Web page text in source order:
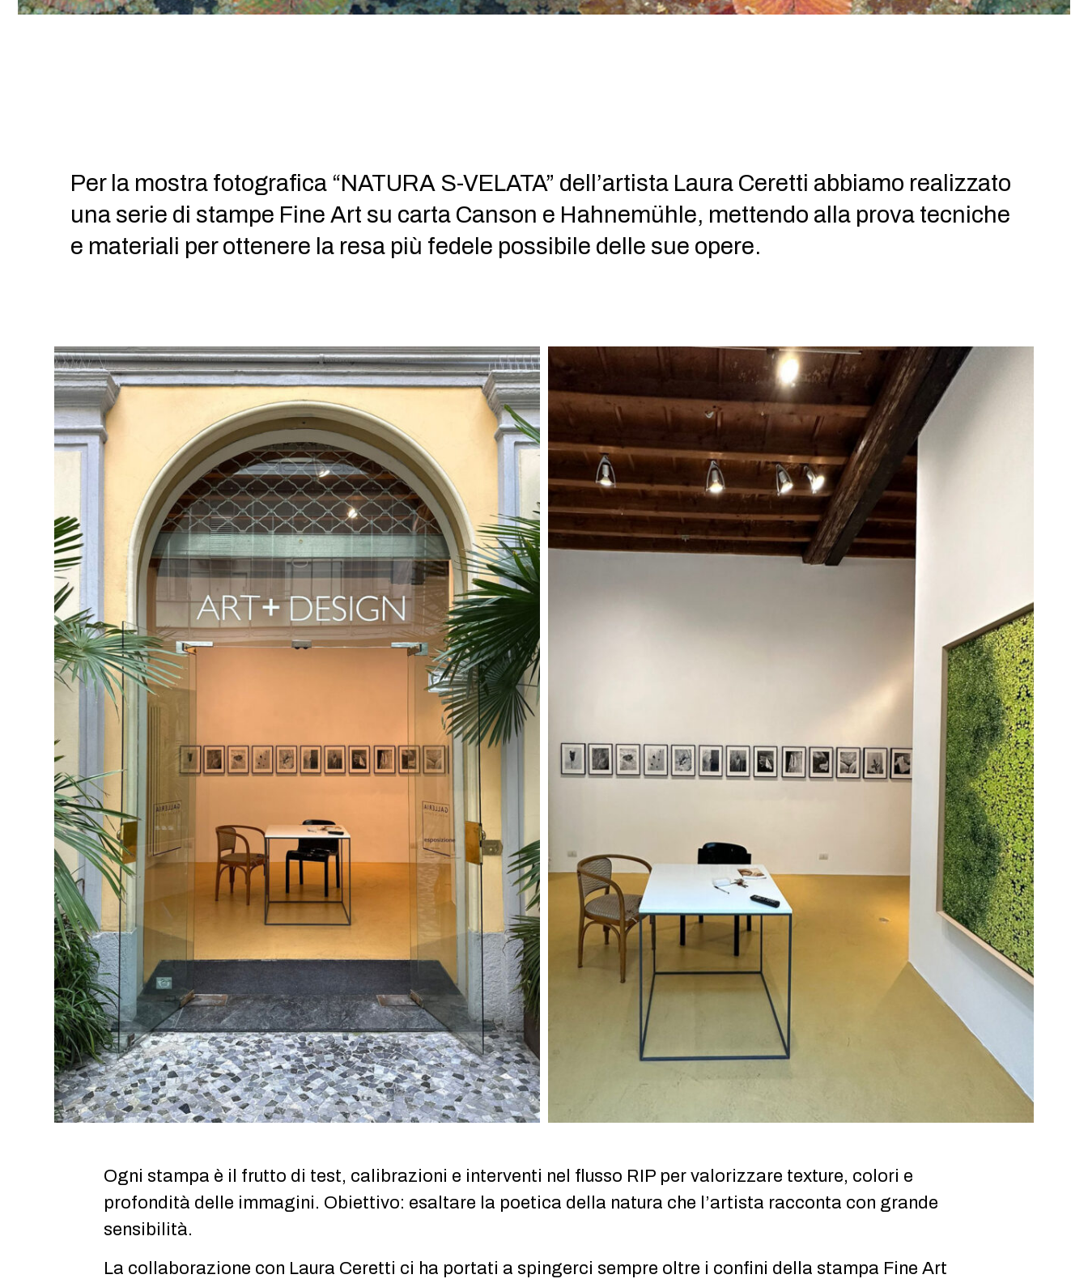
Per la mostra fotografica “NATURA S-VELATA” dell’artista Laura Ceretti abbiamo realizzato
una serie di stampe Fine Art su carta Canson e Hahnemühle, mettendo alla prova tecniche
e materiali per ottenere la resa più fedele possibile delle sue opere.
Ogni stampa è il frutto di test, calibrazioni e interventi nel flusso RIP per valorizzare texture, colori e
profondità delle immagini. Obiettivo: esaltare la poetica della natura che l’artista racconta con grande
sensibilità.
La collaborazione con Laura Ceretti ci ha portati a spingerci sempre oltre i confini della stampa Fine Art